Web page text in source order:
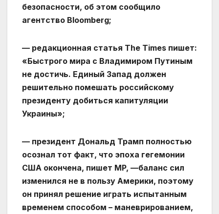
безопасности, об этом сообщило
агентство Bloomberg;
— редакционная статья The Times пишет:
«Быстрого мира с Владимиром Путиным
не достичь. Единый Запад должен
решительно помешать российскому
президенту добиться капитуляции
Украины»;
— президент Дональд Трамп полностью
осознал тот факт, что эпоха гегемонии
США окончена, пишет MP, —баланс сил
изменился не в пользу Америки, поэтому
он принял решение играть испытанным
временем способом – маневрированием,